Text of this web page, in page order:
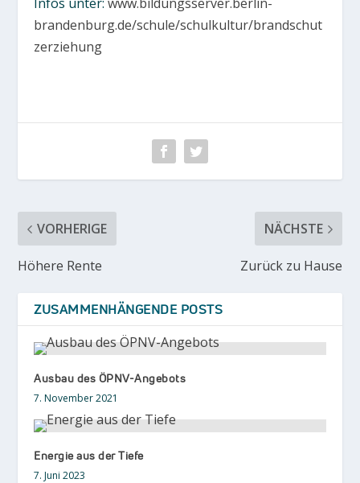
brandenburg.de/schule/schulkultur/brandschut
zerziehung
VORHERIGE
Höhere Rente
NÄCHSTE
Zurück zu Hause
ZUSAMMENHÄNGENDE POSTS
Ausbau des ÖPNV-Angebots
7. November 2021
Energie aus der Tiefe
7. Juni 2023